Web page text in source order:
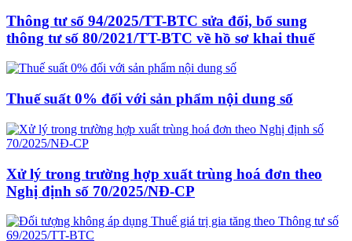
Thông tư số 94/2025/TT-BTC sửa đổi, bổ sung
thông tư số 80/2021/TT-BTC về hồ sơ khai thuế
Thuế suất 0% đối với sản phẩm nội dung số
Xử lý trong trường hợp xuất trùng hoá đơn theo
Nghị định số 70/2025/NĐ-CP